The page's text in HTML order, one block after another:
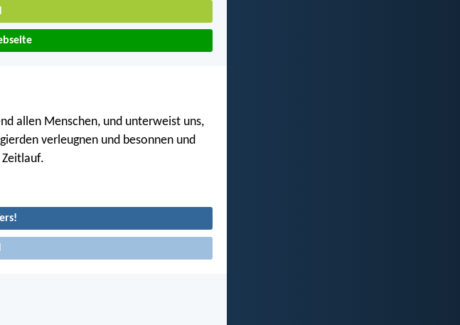
allen Menschen, und unterweist uns,
verleugnen und besonnen und